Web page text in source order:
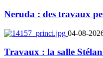
Neruda : des travaux
04-08-
Travaux : la salle